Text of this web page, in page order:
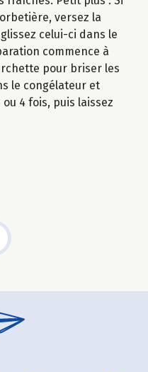
versez la
celui-ci dans le
commence à
pour briser les
le congélateur et
4 fois, puis laissez